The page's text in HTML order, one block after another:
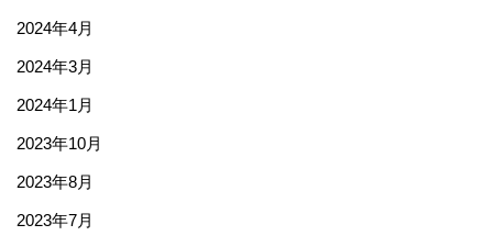
2024年4月
2024年3月
2024年1月
2023年10月
2023年8月
2023年7月